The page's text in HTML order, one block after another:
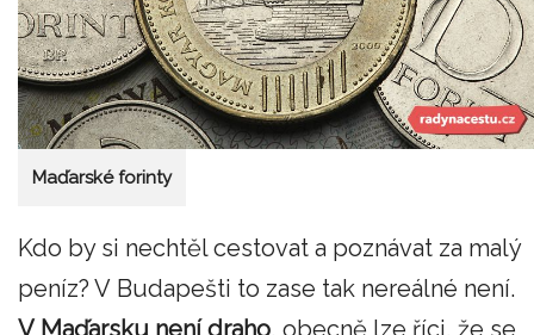
Maďarské forinty
Kdo by si nechtěl cestovat a poznávat za malý
peníz? V Budapešti to zase tak nereálné není.
V Maďarsku není draho, obecně lze říci, že se